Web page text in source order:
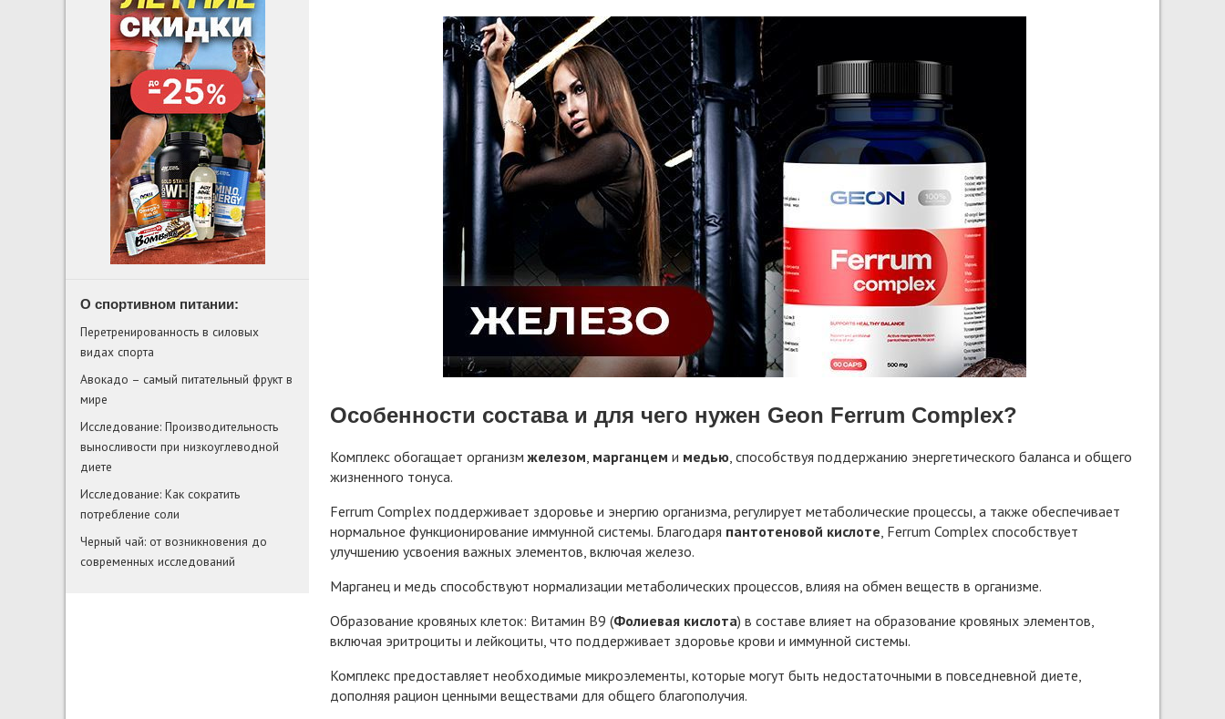
Особенности состава и для чего нужен Geon Ferrum Complex?
Комплекс обогащает организмжелезом марганцем и медью , способствуя поддержанию энергетического баланса и общего
жизненного тонуса.
Ferrum Complex поддерживает здоровье и энергию организма, регулирует метаболические процессы, а также обеспечивает
нормальное функционирование иммунной системы. Благодаря пантотеновой кислоте , Ferrum Complex способствует
улучшению усвоения важных элементов, включая железо.
Марганец и медь способствуют нормализации метаболических процессов, влияя на обмен веществ в организме.
Образование кровяных клеток: Витамин B9 (Фолиевая кислота) в составе влияет на образование кровяных элементов,
включая эритроциты и лейкоциты, что поддерживает здоровье крови и иммунной системы.
Комплекс предоставляет необходимые микроэлементы, которые могут быть недостаточными в повседневной диете,
дополняя рацион ценными веществами для общего благополучия.
О спортивном питании:
Перетренированность в силовых
видах спорта
Авокадо – самый питательный фрукт в
мире
Исследование: Производительность
выносливости при низкоуглеводной
диете
Исследование: Как сократить
потребление соли
Черный чай: от возникновения до
современных исследований